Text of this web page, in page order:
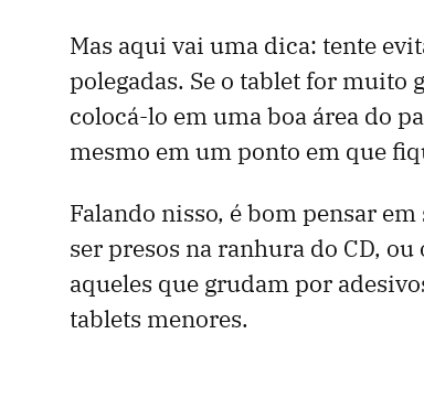
Mas aqui vai uma dica: tente
polegadas. Se o tablet for muito
colocá-lo em uma boa área do
mesmo em um ponto em que
Falando nisso, é bom pensar
ser presos na ranhura do CD,
aqueles que grudam por
tablets menores.